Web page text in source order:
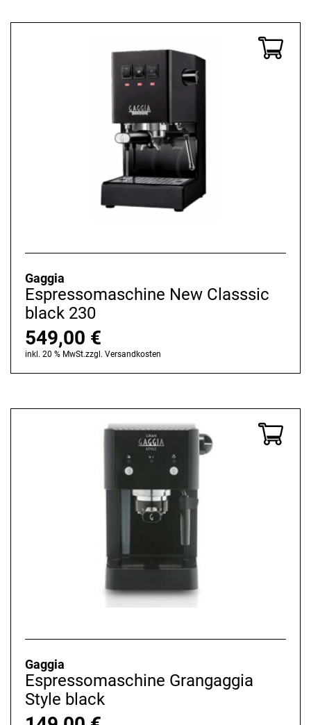
Gaggia
Espressomaschine New Classsic
black 230
549,00 €
inkl. 20 % MwSt.zzgl. Versandkosten
Gaggia
Espressomaschine Grangaggia
Style black